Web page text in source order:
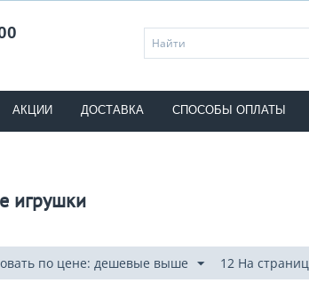
АКЦИИ ДОСТАВКА СПОСОБЫ ОПЛАТЫ
игрушки
по цене: дешевые выше 12 На